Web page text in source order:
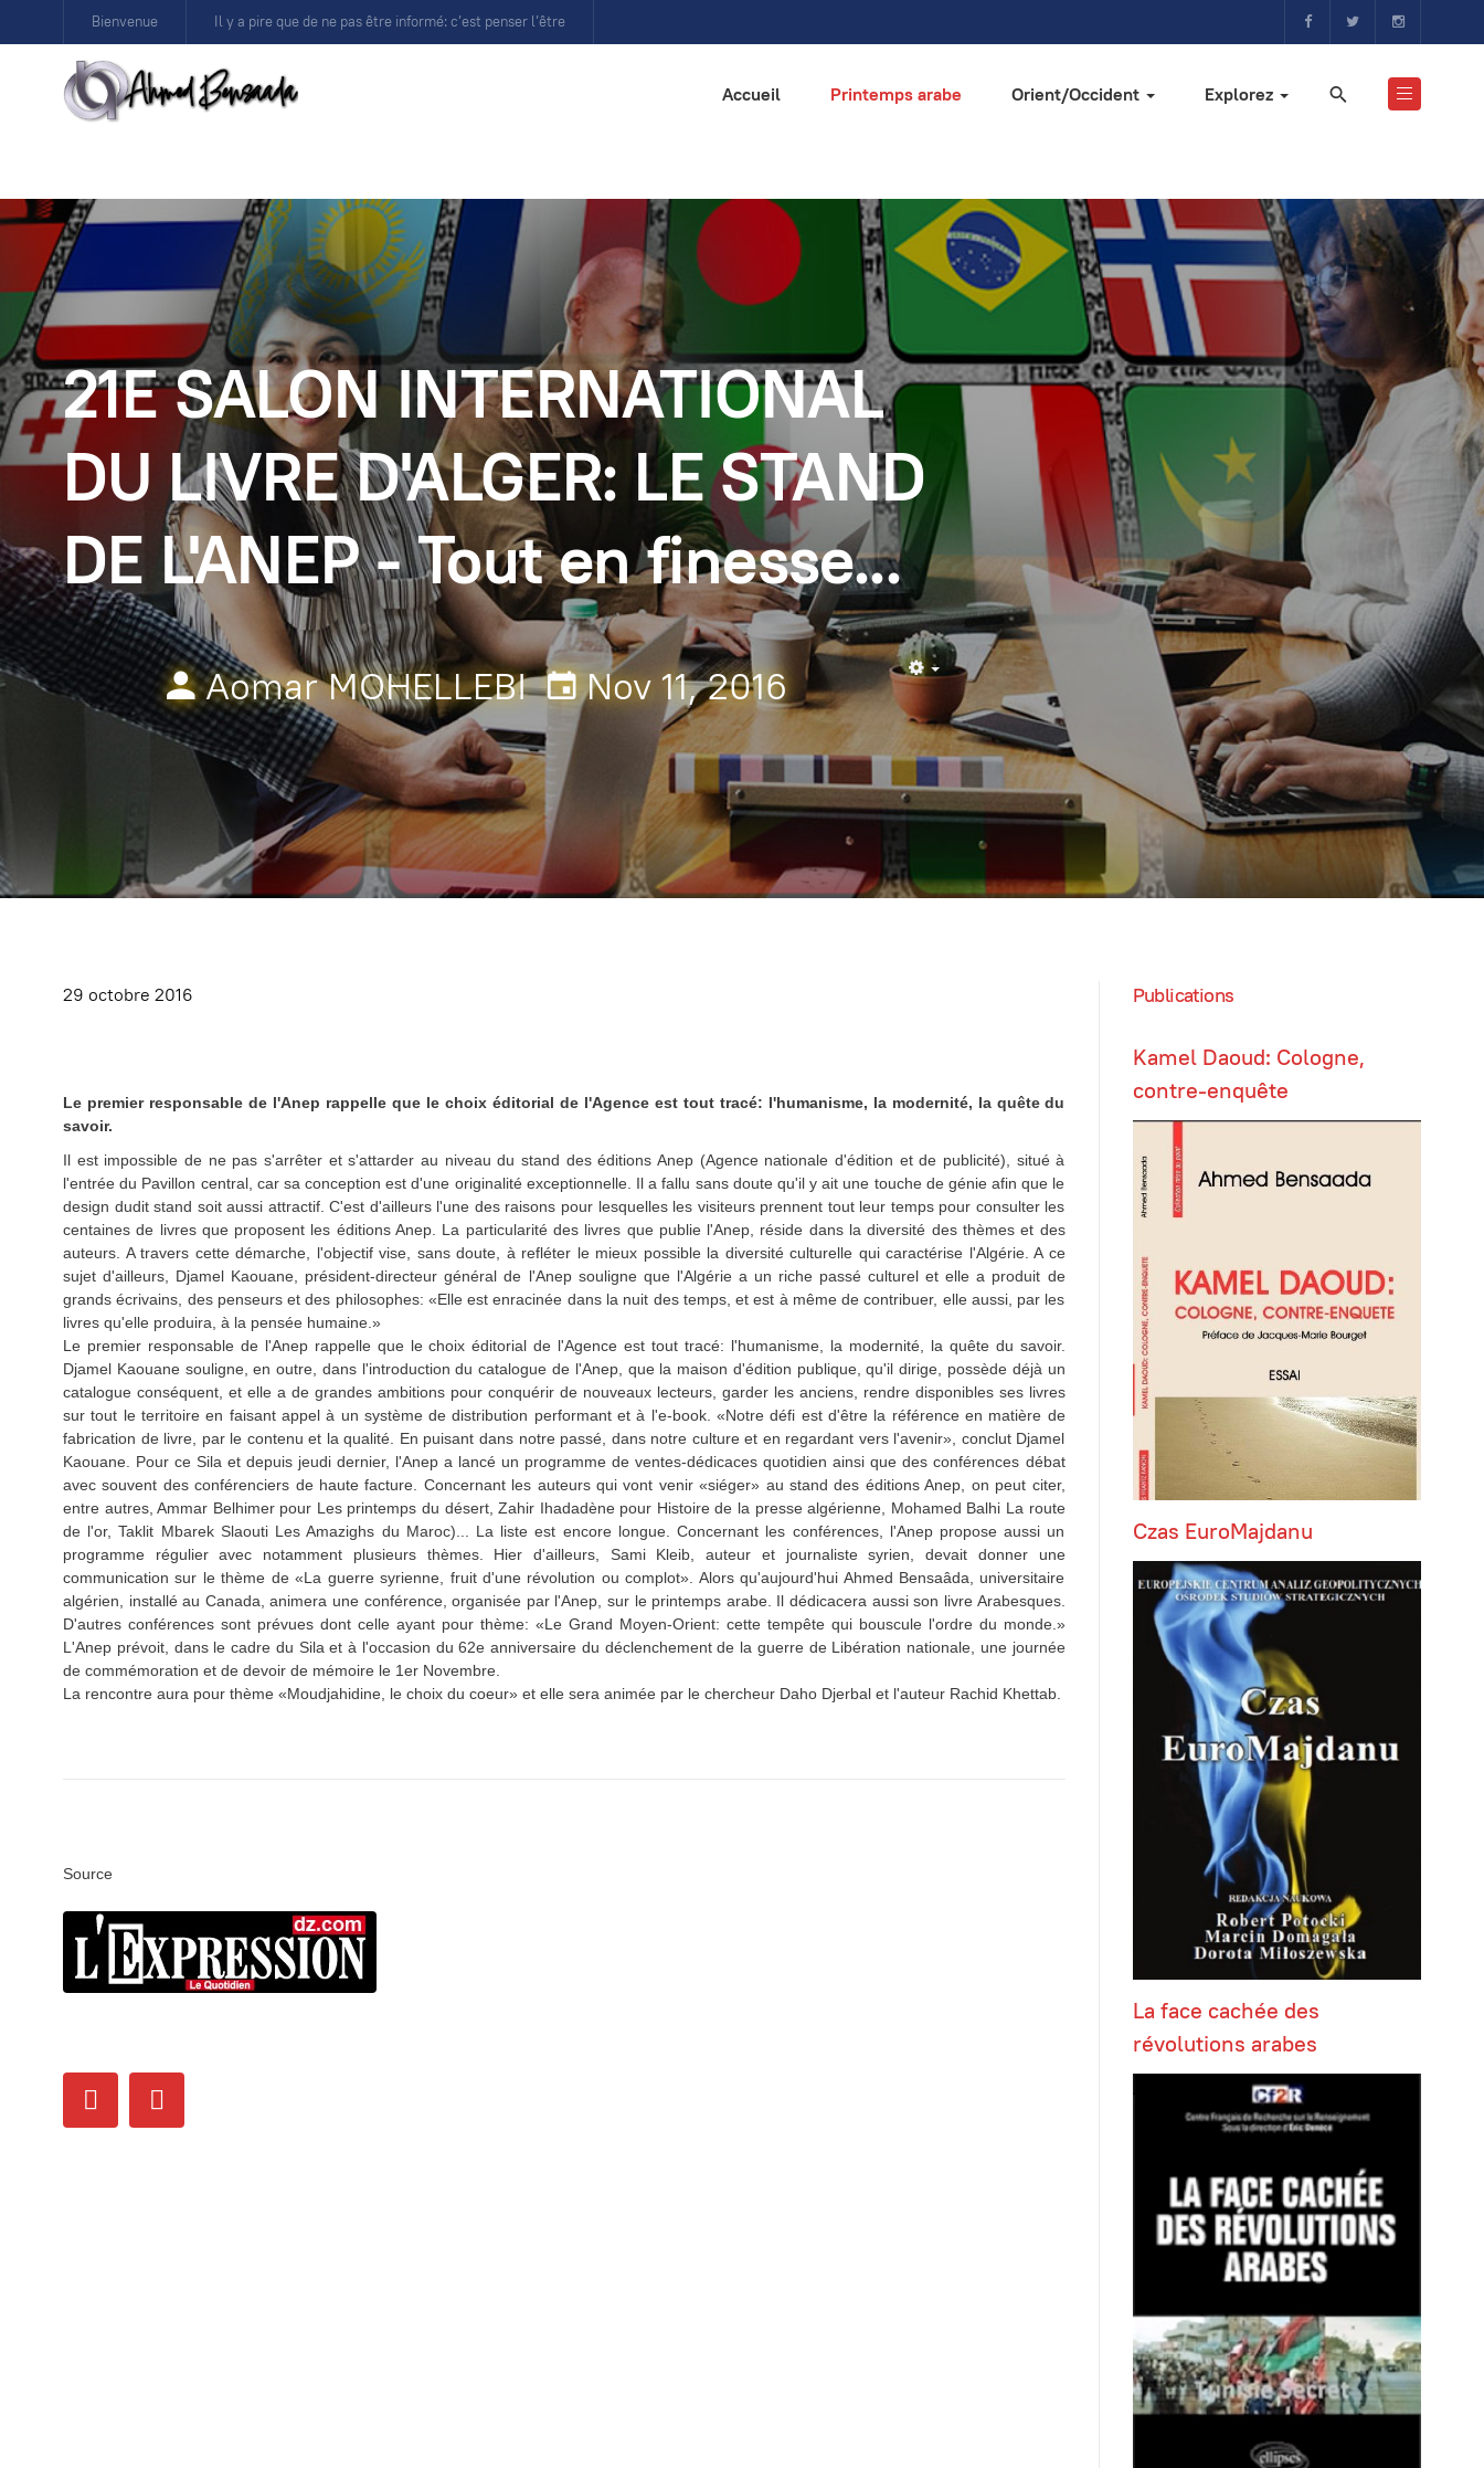
Bienvenue Il y a pire que de ne pas être informé: c’est penser l’être
Accueil Printemps arabe Orient/Occident Explorez
21E SALON INTERNATIONAL
DU LIVRE D'ALGER: LE STAND
DE L'ANEP - Tout en finesse...
Empty
Aomar MOHELLEBI Nov 11, 2016
29 octobre 2016
Le premier responsable de l'Anep rappelle que le choix éditorial de l'Agence est tout tracé: l'humanisme, la modernité, la quête du
savoir.
Il est impossible de ne pas s'arrêter et s'attarder au niveau du stand des éditions Anep (Agence nationale d'édition et de publicité), situé à
l'entrée du Pavillon central, car sa conception est d'une originalité exceptionnelle. Il a fallu sans doute qu'il y ait une touche de génie afin que le
design dudit stand soit aussi attractif. C'est d'ailleurs l'une des raisons pour lesquelles les visiteurs prennent tout leur temps pour consulter les
centaines de livres que proposent les éditions Anep. La particularité des livres que publie l'Anep, réside dans la diversité des thèmes et des
auteurs. A travers cette démarche, l'objectif vise, sans doute, à refléter le mieux possible la diversité culturelle qui caractérise l'Algérie. A ce
sujet d'ailleurs, Djamel Kaouane, président-directeur général de l'Anep souligne que l'Algérie a un riche passé culturel et elle a produit de
grands écrivains, des penseurs et des philosophes: «Elle est enracinée dans la nuit des temps, et est à même de contribuer, elle aussi, par les
livres qu'elle produira, à la pensée humaine.»
Le premier responsable de l'Anep rappelle que le choix éditorial de l'Agence est tout tracé: l'humanisme, la modernité, la quête du savoir.
Djamel Kaouane souligne, en outre, dans l'introduction du catalogue de l'Anep, que la maison d'édition publique, qu'il dirige, possède déjà un
catalogue conséquent, et elle a de grandes ambitions pour conquérir de nouveaux lecteurs, garder les anciens, rendre disponibles ses livres
sur tout le territoire en faisant appel à un système de distribution performant et à l'e-book. «Notre défi est d'être la référence en matière de
fabrication de livre, par le contenu et la qualité. En puisant dans notre passé, dans notre culture et en regardant vers l'avenir», conclut Djamel
Kaouane. Pour ce Sila et depuis jeudi dernier, l'Anep a lancé un programme de ventes-dédicaces quotidien ainsi que des conférences débat
avec souvent des conférenciers de haute facture. Concernant les auteurs qui vont venir «siéger» au stand des éditions Anep, on peut citer,
entre autres, Ammar Belhimer pour Les printemps du désert, Zahir Ihadadène pour Histoire de la presse algérienne, Mohamed Balhi La route
de l'or, Taklit Mbarek Slaouti Les Amazighs du Maroc)... La liste est encore longue. Concernant les conférences, l'Anep propose aussi un
programme régulier avec notamment plusieurs thèmes. Hier d'ailleurs, Sami Kleib, auteur et journaliste syrien, devait donner une
communication sur le thème de «La guerre syrienne, fruit d'une révolution ou complot». Alors qu'aujourd'hui Ahmed Bensaâda, universitaire
algérien, installé au Canada, animera une conférence, organisée par l'Anep, sur le printemps arabe. Il dédicacera aussi son livre Arabesques.
D'autres conférences sont prévues dont celle ayant pour thème: «Le Grand Moyen-Orient: cette tempête qui bouscule l'ordre du monde.»
L'Anep prévoit, dans le cadre du Sila et à l'occasion du 62e anniversaire du déclenchement de la guerre de Libération nationale, une journée
de commémoration et de devoir de mémoire le 1er Novembre.
La rencontre aura pour thème «Moudjahidine, le choix du coeur» et elle sera animée par le chercheur Daho Djerbal et l'auteur Rachid Khettab.
Source
Publications
Kamel Daoud: Cologne,
contre-enquête
Czas EuroMajdanu
La face cachée des
révolutions arabes